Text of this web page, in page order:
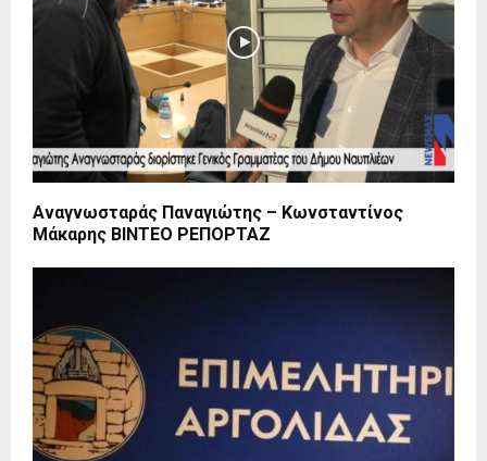
Αναγνωσταράς Παναγιώτης – Κωνσταντίνος
Μάκαρης ΒΙΝΤΕΟ ΡΕΠΟΡΤΑΖ